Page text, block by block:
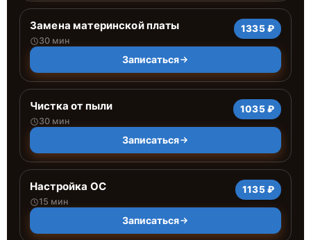
Замена материнской платы
30 мин
1335 ₽
Записаться
Чистка от пыли
30 мин
1035 ₽
Записаться
Настройка ОС
15 мин
1135 ₽
Записаться